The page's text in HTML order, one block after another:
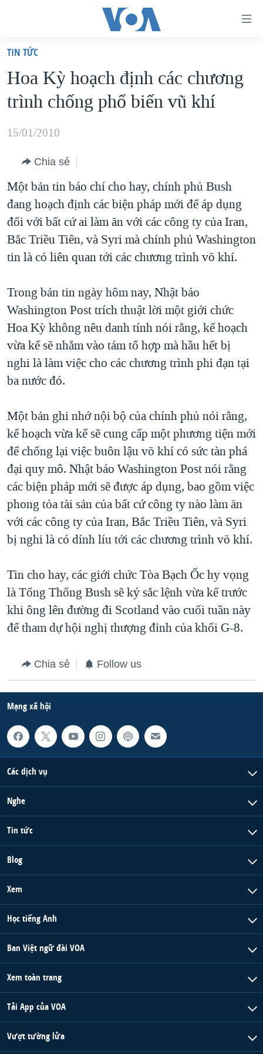
truy
cập
Tới
dung
chính
điều
hướng
chính
Đi
tới
VIỆT NAM
HOA KỲ
BIỂN ĐÔNG
BLOG
DIỄN ĐÀN
MỤC
TỰ DO BÁO CHÍ
VẠCH TRẦN TIN GIẢ
ĐỜI SỐNG
KINH TẾ
KHOA HỌC
SỨC KHOẺ
VĂN HOÁ
GIÁO DỤC
CHUYÊN ĐỀ
CHIẾN TRANH THƯƠNG MẠI CỦA MỸ: QUÁ KHỨ VÀ HIỆN
HÀNH TRÌNH BẦU CỬ 2024
MỘT NĂM CHIẾN TRANH TẠI DẢI GAZA
GIẢI MÃ VÀNH ĐAI & CON ĐƯỜNG
NGÀY TỊ NẠN THẾ GIỚI
TRỊNH VĨNH BÌNH - NGƯỜI HẠ 'BÊN THẮNG CUỘC'
CHI PHÍ CHIẾN TRANH AFGHANISTAN
CÁC GIÁ TRỊ CỘNG HÒA Ở VIỆT NAM
THƯỢNG ĐỈNH TRUMP-KIM TẠI VIỆT NAM
TRỊNH VĨNH BÌNH VS. CHÍNH PHỦ VIỆT NAM
NGƯ DÂN VIỆT VÀ LÀN SÓNG TRỘM HẢI SÂM
BÊN KIA QUỐC LỘ: TIẾNG VỌNG TỪ NÔNG THÔN MỸ
QUAN HỆ VIỆT MỸ
HỌC TIẾNG ANH
NGHE
MẠNG XÃ HỘI
Ngôn ngữ khác
TIN TỨC
Hoa Kỳ hoạch định các chương
trình chống phổ biến vũ khí
15/01/2010
Chia sẻ
Một bản tin báo chí cho hay, chính phủ Bush
đang hoạch định các biện pháp mới để áp dụng
đối với bất cứ ai làm ăn với các công ty của Iran,
Bắc Triều Tiên, và Syri mà chính phủ Washington
tin là có liên quan tới các chương trình võ khí.
Trong bản tin ngày hôm nay, Nhật báo
Washington Post trích thuật lời một giới chức
Hoa Kỳ không nêu danh tính nói rằng, kế hoạch
vừa kể sẽ nhắm vào tám tổ hợp mà hầu hết bị
nghi là làm việc cho các chương trình phi đạn tại
ba nước đó.
Một bản ghi nhớ nội bộ của chính phủ nói rằng,
kế hoạch vừa kể sẽ cung cấp một phương tiện mới
để chống lại việc buôn lậu võ khí có sức tàn phá
đại quy mô. Nhật báo Washington Post nói rằng
các biện pháp mới sẽ được áp dụng, bao gồm việc
phong tỏa tài sản của bất cứ công ty nào làm ăn
với các công ty của Iran, Bắc Triều Tiên, và Syri
bị nghi là có dính líu tới các chương trình võ khí.
Tin cho hay, các giới chức Tòa Bạch Ốc hy vọng
là Tổng Thống Bush sẽ ký sắc lệnh vừa kể trước
khi ông lên đường đi Scotland vào cuối tuần này
để tham dự hội nghị thượng đỉnh của khối G-8.
Chia sẻ Follow us
Mạng xã hội
Các dịch vụ
Nghe
Tin tức
Blog
Xem
Học tiếng Anh
Ban Việt ngữ đài VOA
Xem toàn trang
Tải App của VOA
Vượt tường lửa